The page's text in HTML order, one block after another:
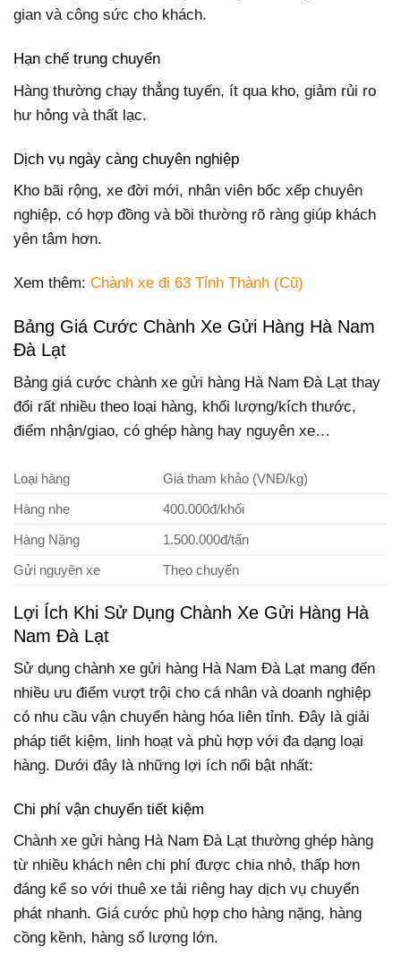
gian và công sức cho khách.
Hạn chế trung chuyển
Hàng thường chạy thẳng tuyến, ít qua kho, giảm rủi ro
hư hỏng và thất lạc.
Dịch vụ ngày càng chuyên nghiệp
Kho bãi rộng, xe đời mới, nhân viên bốc xếp chuyên
nghiệp, có hợp đồng và bồi thường rõ ràng giúp khách
yên tâm hơn.
Xem thêm: Chành xe đi 63 Tỉnh Thành (Cũ)
Bảng Giá Cước Chành Xe Gửi Hàng Hà Nam
Đà Lạt
Bảng giá cước chành xe gửi hàng Hà Nam Đà Lạt thay
đổi rất nhiều theo loại hàng, khối lượng/kích thước,
điểm nhận/giao, có ghép hàng hay nguyên xe…
Loại hàng
Giá tham khảo (VNĐ/kg)
Hàng nhẹ
400.000đ/khối
Hàng Nặng
1.500.000đ/tấn
Gửi nguyên xe
Theo chuyến
Lợi Ích Khi Sử Dụng Chành Xe Gửi Hàng Hà
Nam Đà Lạt
Sử dụng chành xe gửi hàng Hà Nam Đà Lạt mang đến
nhiều ưu điểm vượt trội cho cá nhân và doanh nghiệp
có nhu cầu vận chuyển hàng hóa liên tỉnh. Đây là giải
pháp tiết kiệm, linh hoạt và phù hợp với đa dạng loại
hàng. Dưới đây là những lợi ích nổi bật nhất:
Chi phí vận chuyển tiết kiệm
Chành xe gửi hàng Hà Nam Đà Lạt thường ghép hàng
từ nhiều khách nên chi phí được chia nhỏ, thấp hơn
đáng kể so với thuê xe tải riêng hay dịch vụ chuyển
phát nhanh. Giá cước phù hợp cho hàng nặng, hàng
cồng kềnh, hàng số lượng lớn.